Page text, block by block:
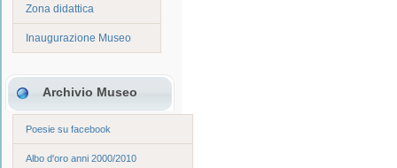
Zona didattica
Inaugurazione Museo
Archivio Museo
Poesie su facebook
Albo d'oro anni 2000/2010